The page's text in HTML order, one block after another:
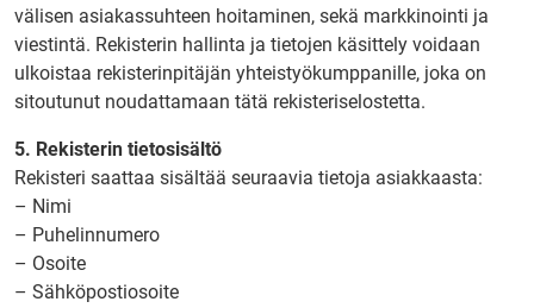
välisen asiakassuhteen hoitaminen, sekä markkinointi ja
viestintä. Rekisterin hallinta ja tietojen käsittely voidaan
ulkoistaa rekisterinpitäjän yhteistyökumppanille, joka on
sitoutunut noudattamaan tätä rekisteriselostetta.
5. Rekisterin tietosisältö
Rekisteri saattaa sisältää seuraavia tietoja asiakkaasta:
– Nimi
– Puhelinnumero
– Osoite
– Sähköpostiosoite